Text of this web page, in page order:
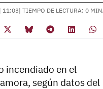
11:03| TIEMPO DE LECTURA: 0 MIN.
incendiado en el
según datos del